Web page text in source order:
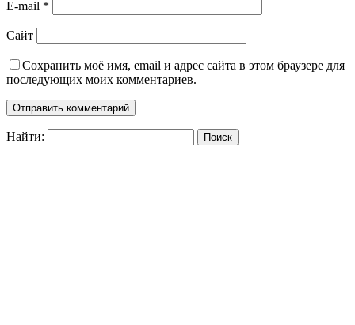
E-mail *
Сайт
Сохранить моё имя, email и адрес сайта в этом браузере для
последующих моих комментариев.
Найти: